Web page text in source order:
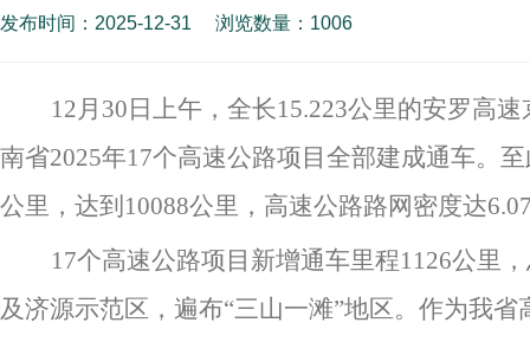
发布时间：2025-12-31 浏览数量： 1006
12月30日上午，全长15.223公里的安罗高
南省2025年17个高速公路项目全部建成通车。
公里，达到10088公里，高速公路路网密度达
17个高速公路项目新增通车里程1126公里
及济源示范区，遍布“三山一滩”地区。作为我